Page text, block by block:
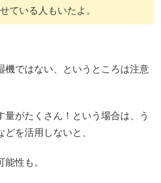
ている人もいたよ。
機ではない、というところは注意
量がたくさん！という場合は、う
を活用しないと、
性も。